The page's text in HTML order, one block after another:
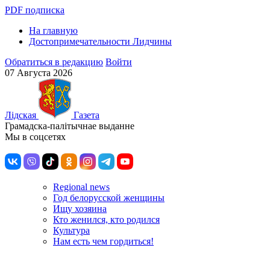
PDF подписка
На главную
Достопримечательности Лидчины
Обратиться в редакцию Войти
07 Августа 2026
Лiдская
Газета
Грамадска-палiтычнае выданне
Мы в соцсетях
Regional news
Год белорусской женщины
Ищу хозяина
Кто женился, кто родился
Культура
Нам есть чем гордиться!